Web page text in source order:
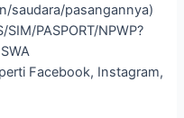
saudara/pasangannya)
PASPORT/NPWP?
Facebook, Instagram,